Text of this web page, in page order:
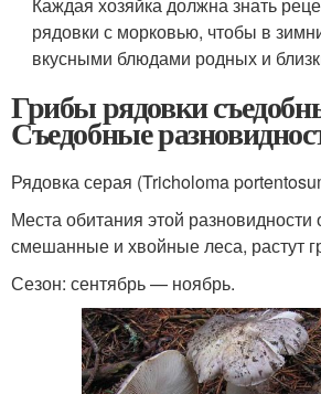
Каждая хозяйка должна знать
рядовки с морковью, чтобы в
вкусными блюдами родных и
Грибы рядовки
Съедобные
Рядовка серая (Tricholoma
Места обитания этой разновидности
смешанные и хвойные леса, растут
Сезон: сентябрь — ноябрь.